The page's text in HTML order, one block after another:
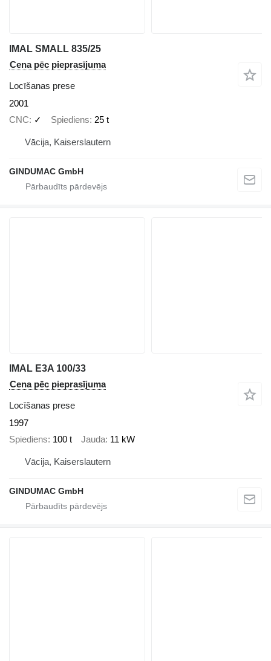
IMAL SMALL 835/25
Cena pēc pieprasījuma
Locīšanas prese
2001
CNC
✓ Spiediens 25 t
Vācija, Kaiserslautern
GINDUMAC GmbH
IMAL E3A 100/33
Cena pēc pieprasījuma
Locīšanas prese
1997
Spiediens 100 t Jauda 11 kW
Vācija, Kaiserslautern
GINDUMAC GmbH